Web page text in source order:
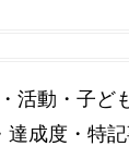
活動・子ど
達成度・特